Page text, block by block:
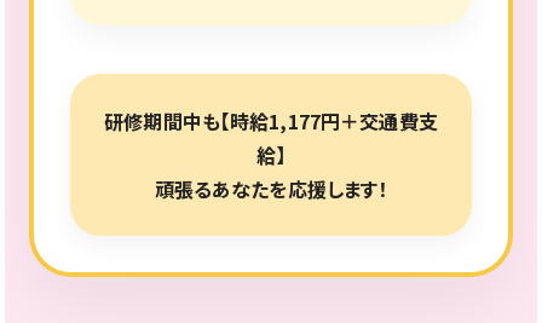
研修期間中も【時給1,177円＋交通費支
給】
頑張るあなたを応援します！